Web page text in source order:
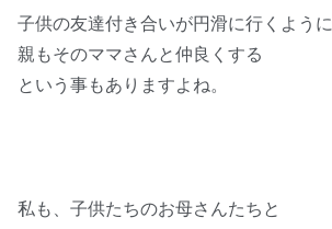
子供の友達付き合いが円滑に行くように
親もそのママさんと仲良くする
という事もありますよね。
私も、子供たちのお母さんたちと